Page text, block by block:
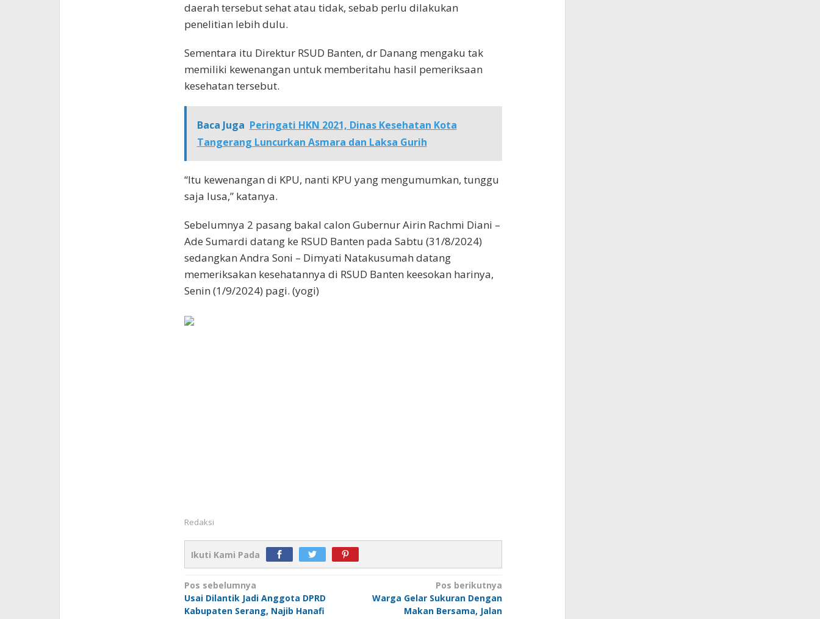
daerah tersebut sehat atau tidak, sebab perlu dilakukan
penelitian lebih dulu.
Sementara itu Direktur RSUD Banten, dr Danang mengaku tak
memiliki kewenangan untuk memberitahu hasil pemeriksaan
kesehatan tersebut.
Baca Juga Peringati HKN 2021, Dinas Kesehatan Kota
Tangerang Luncurkan Asmara dan Laksa Gurih
“Itu kewenangan di KPU, nanti KPU yang mengumumkan, tunggu
saja lusa,” katanya.
Sebelumnya 2 pasang bakal calon Gubernur Airin Rachmi Diani –
Ade Sumardi datang ke RSUD Banten pada Sabtu (31/8/2024)
sedangkan Andra Soni – Dimyati Natakusumah datang
memeriksakan kesehatannya di RSUD Banten keesokan harinya,
Senin (1/9/2024) pagi. (yogi)
Redaksi
Ikuti Kami Pada
Navigasi
pos
Pos sebelumnya
Usai Dilantik Jadi Anggota DPRD
Kabupaten Serang, Najib Hanafi
Pos berikutnya
Warga Gelar Sukuran Dengan
Makan Bersama, Jalan